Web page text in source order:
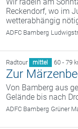
Reckendorf, wo im
wetterabhängig
ADFC Bamberg
Radtour mittel 60 - 79
Zur
Von Bamberg aus
Gelände bis nach
ADFC Bamberg Grüner